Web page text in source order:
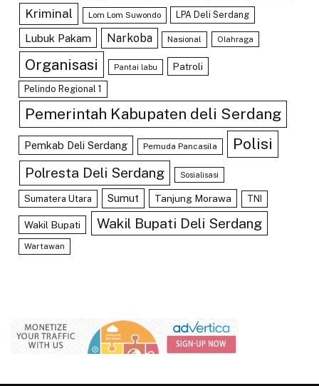
Kriminal Lom Lom Suwondo LPA Deli Serdang
Lubuk Pakam Narkoba Nasional Olahraga
Organisasi Pantai labu Patroli
Pelindo Regional 1
Pemerintah Kabupaten deli Serdang
Pemkab Deli Serdang Pemuda Pancasila Polisi
Polresta Deli Serdang Sosialisasi
Sumatera Utara Sumut Tanjung Morawa TNI
Wakil Bupati Wakil Bupati Deli Serdang
Wartawan